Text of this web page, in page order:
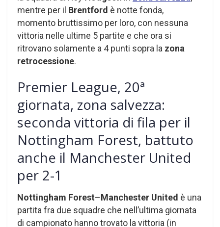
mentre per il Brentford è notte fonda,
momento bruttissimo per loro, con nessuna
vittoria nelle ultime 5 partite e che ora si
ritrovano solamente a 4 punti sopra la zona
retrocessione.
Premier League, 20ª
giornata, zona salvezza:
seconda vittoria di fila per il
Nottingham Forest, battuto
anche il Manchester United
per 2-1
Nottingham Forest–Manchester United è una
partita fra due squadre che nell’ultima giornata
di campionato hanno trovato la vittoria (in